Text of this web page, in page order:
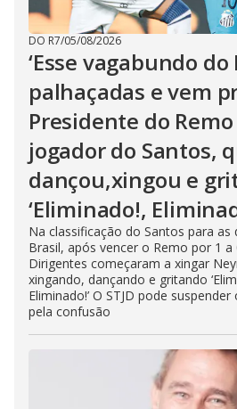
DO R7/05/08/2026
‘Esse vagabundo
palhaçadas e vem
Presidente do
jogador do Santos,
dançou,xingou e
‘Eliminado!,
Na classificação do Santos para as
Brasil, após vencer o Remo por 1
Dirigentes começaram a xingar
xingando, dançando e gritando
Eliminado!’ O STJD pode
pela confusão